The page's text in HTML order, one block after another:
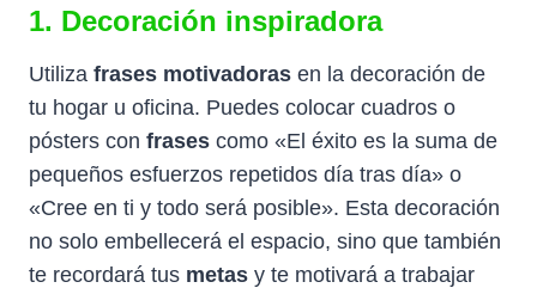
1. Decoración inspiradora
Utiliza frases motivadoras en la decoración de
tu hogar u oficina. Puedes colocar cuadros o
pósters con frases como «El éxito es la suma de
pequeños esfuerzos repetidos día tras día» o
«Cree en ti y todo será posible». Esta decoración
no solo embellecerá el espacio, sino que también
te recordará tus metas y te motivará a trabajar